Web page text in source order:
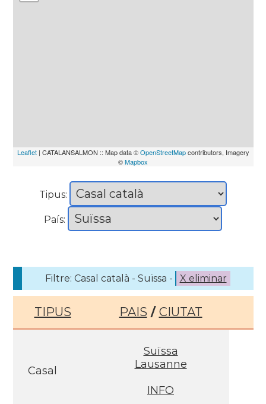
Leaflet| CATALANSALMON :: Map data ©OpenStreetMapcontributors, Imagery
©Mapbox
Tipus:
País:
Filtre: Casal català - Suïssa - X eliminar
TIPUS PAIS / CIUTAT
Casal
Suïssa
Lausanne
INFO